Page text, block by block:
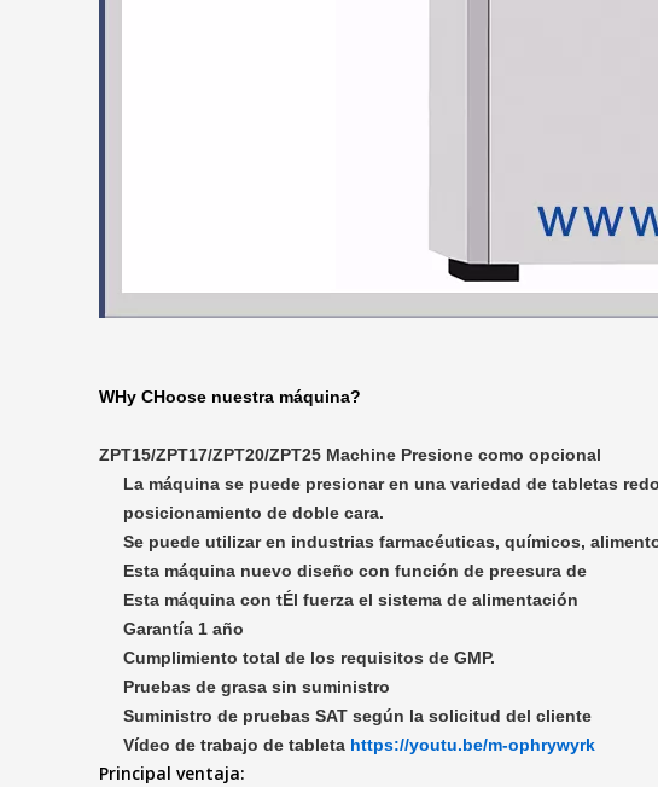
WHy CHoose nuestra máquina?
ZPT15/ZPT17/ZPT20/ZPT25 Machine Presione como opcional
La máquina se puede presionar en una variedad de tabletas
posicionamiento de doble cara.
Se puede utilizar en industrias farmacéuticas, químicos,
Esta máquina nuevo diseño con función de preesura de
Esta máquina con tÉl fuerza el sistema de alimentación
Garantía 1 año
Cumplimiento total de los requisitos de GMP.
Pruebas de grasa sin suministro
Suministro de pruebas SAT según la solicitud del cliente
Vídeo de trabajo de tableta https://youtu.be/m-ophrywyrk
Principal ventaja: